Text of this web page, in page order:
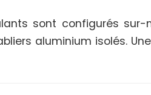
sont configurés
aluminium isolés.